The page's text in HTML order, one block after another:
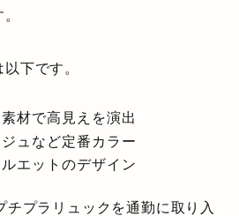
下です。
材で高見えを演出
ュなど定番カラー
エットのデザイン
チプラリュックを通勤に取り入